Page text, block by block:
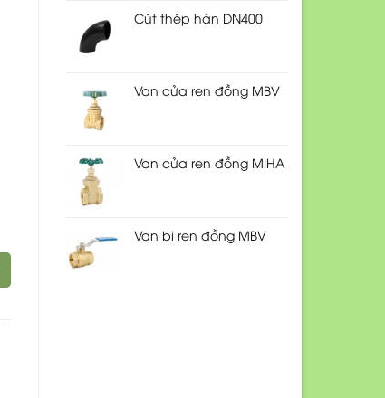
Cút thép hàn DN400
Van cửa ren đồng MBV
Van cửa ren đồng MIHA
Van bi ren đồng MBV